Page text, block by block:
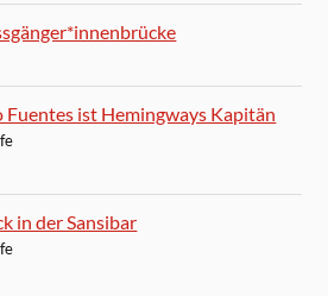
Fuentes ist Hemingways Kapitän
in der Sansibar